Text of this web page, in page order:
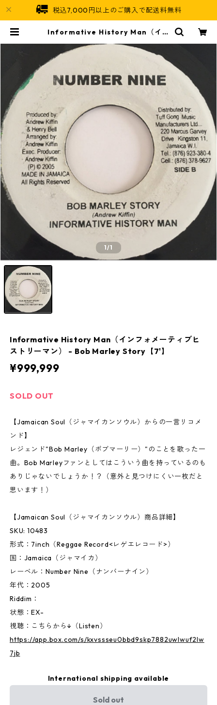
税込7,000円以上のご購入で配送料無料
Informative History Man（イン
Bob Marley Story【7'】 | Jamai
1/1
Informative History Man（インフォメーティブヒ
ストリーマン） - Bob Marley Story【7'】
¥999,999
SOLD OUT
【Jamaican Soul（ジャマイカンソウル）からの一言リコメ
ンド】
レジェンド"Bob Marley（ボブマーリー）"のことを歌った一
曲。Bob Marleyファンとしてはこういう曲を持っているのも
ありじゃないでしょうか！？（意外と見つけにくい一枚だと
思います！）
【Jamaican Soul（ジャマイカンソウル）商品詳細】
SKU: 10483
形式：7inch（Reggae Record<レゲエレコード>）
国：Jamaica（ジャマイカ）
レーベル：Number Nine（ナンバーナイン）
年代：2005
Riddim：
状態：EX-
視聴：こちらから↓（Listen）
https://app.box.com/s/kxvssseu0bbd9skp7882uwlwuf2lw
7jb
International shipping available
Sold out